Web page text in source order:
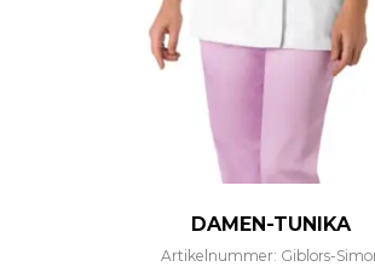
DAMEN-TUNIKA
Artikelnummer: Giblors-